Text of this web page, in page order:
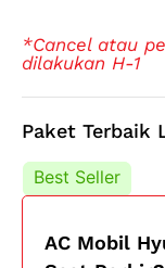
*Cancel atau
dilakukan H-1
Paket Terbaik
Best Seller
AC Mobil
Best Seller